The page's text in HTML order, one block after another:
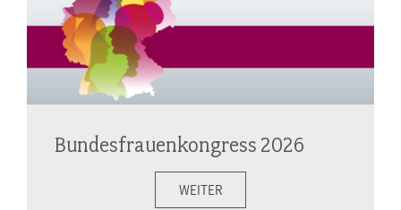
Bundesfrauenkongress 2026
WEITER